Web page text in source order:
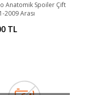
Anatomik Spoiler Çift
2009 Arası
TL